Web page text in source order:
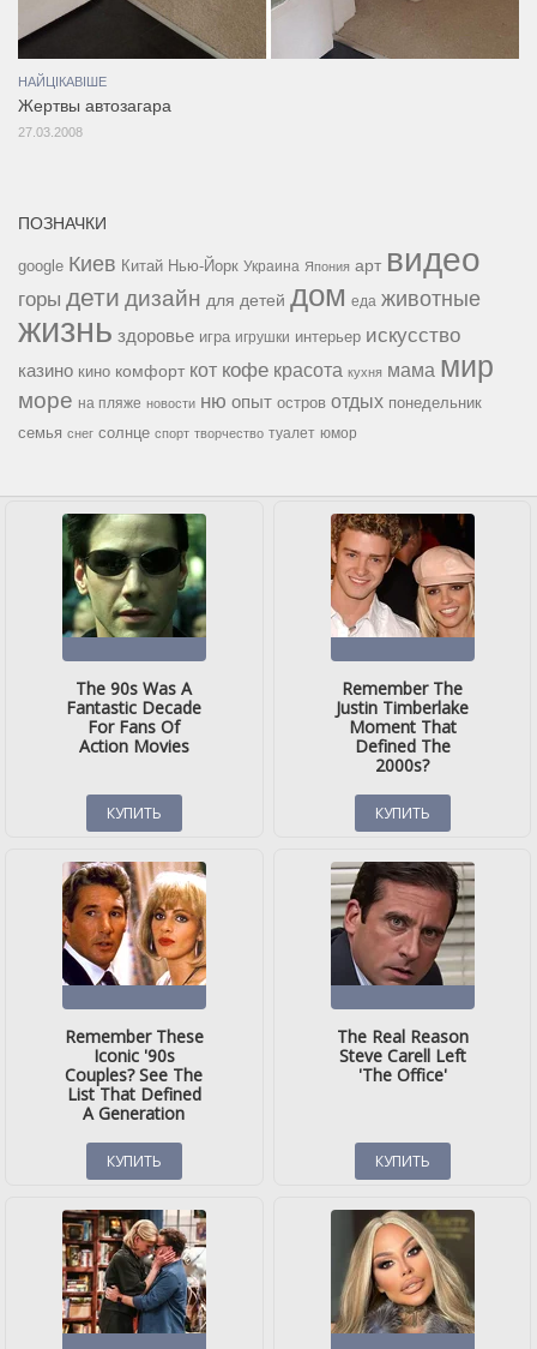
НАЙЦІКАВІШЕ
Жертвы автозагара
27.03.2008
ПОЗНАЧКИ
google Киев Китай Нью-Йорк Украина Япония арт видео
горы дети дизайн для детей дом еда животные
жизнь здоровье игра игрушки интерьер искусство
казино кино комфорт кот кофе красота кухня мама мир
море на пляже новости ню опыт остров отдых понедельник
семья снег солнце спорт творчество туалет юмор